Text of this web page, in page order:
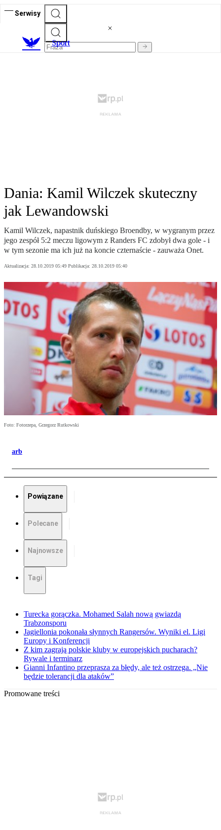
Serwisy
Sport
Dania: Kamil Wilczek skuteczny
jak Lewandowski
Kamil Wilczek, napastnik duńskiego Broendby, w wygranym przez
jego zespół 5:2 meczu ligowym z Randers FC zdobył dwa gole - i
w tym sezonie ma ich już na koncie czternaście - zauważa Onet.
Aktualizacja: 28.10.2019 05:49 Publikacja: 28.10.2019 05:40
Foto: Fotorzepa, Grzegorz Rutkowski
arb
Powiązane
Polecane
Najnowsze
Tagi
Turecka gorączka. Mohamed Salah nową gwiazdą
Trabzonsporu
Jagiellonia pokonała słynnych Rangersów. Wyniki el. Ligi
Europy i Konferencji
Z kim zagrają polskie kluby w europejskich pucharach?
Rywale i terminarz
Gianni Infantino przeprasza za błędy, ale też ostrzega. „Nie
będzie tolerancji dla ataków”
Promowane treści